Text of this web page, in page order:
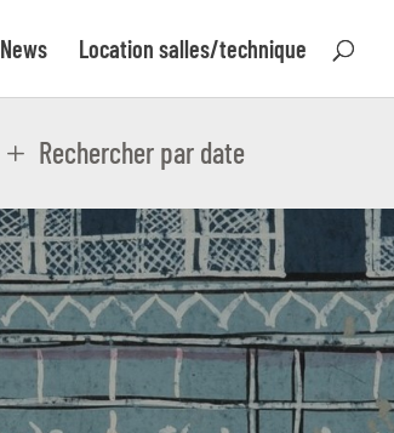
News Location salles/technique
Rechercher par date